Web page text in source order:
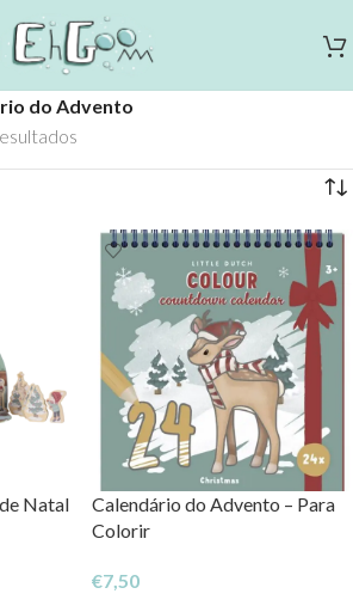
do Advento
Natal
Calendário do Advento – Para
Colorir
€7,50